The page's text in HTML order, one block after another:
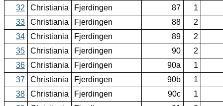
32
Christiania Fjerdingen 87
1
33
Christiania Fjerdingen 88
2
34
Christiania Fjerdingen 89
2
35
Christiania Fjerdingen 90
2
36
Christiania Fjerdingen 90a
1
37
Christiania Fjerdingen 90b
1
38
Christiania Fjerdingen 90c
1